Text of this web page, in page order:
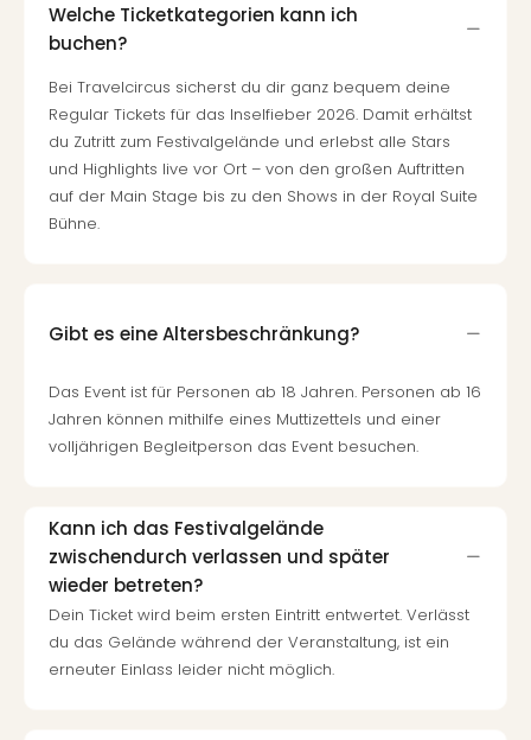
Welche Ticketkategorien kann ich
buchen?
Bei Travelcircus sicherst du dir ganz bequem deine
Regular Tickets für das Inselfieber 2026. Damit erhältst
du Zutritt zum Festivalgelände und erlebst alle Stars
und Highlights live vor Ort – von den großen Auftritten
auf der Main Stage bis zu den Shows in der Royal Suite
Bühne.
Gibt es eine Altersbeschränkung?
Das Event ist für Personen ab 18 Jahren. Personen ab 16
Jahren können mithilfe eines Muttizettels und einer
volljährigen Begleitperson das Event besuchen.
Kann ich das Festivalgelände
zwischendurch verlassen und später
wieder betreten?
Dein Ticket wird beim ersten Eintritt entwertet. Verlässt
du das Gelände während der Veranstaltung, ist ein
erneuter Einlass leider nicht möglich.